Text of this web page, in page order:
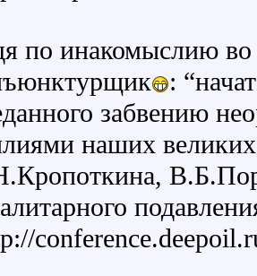
по инакомыслию во
:
забвению
наших